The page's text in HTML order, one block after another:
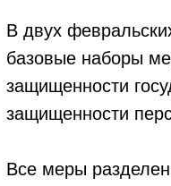
В двух
базовые наборы
защищенности
защищенности
Все меры